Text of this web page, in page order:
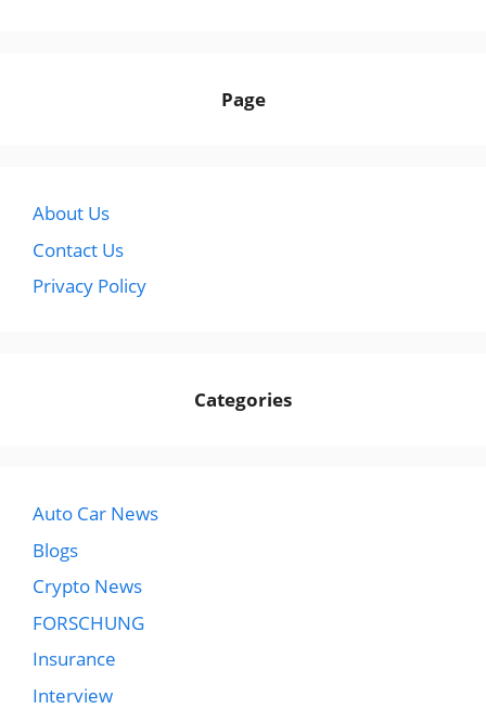
Page
About Us
Contact Us
Privacy Policy
Categories
Auto Car News
Blogs
Crypto News
FORSCHUNG
Insurance
Interview